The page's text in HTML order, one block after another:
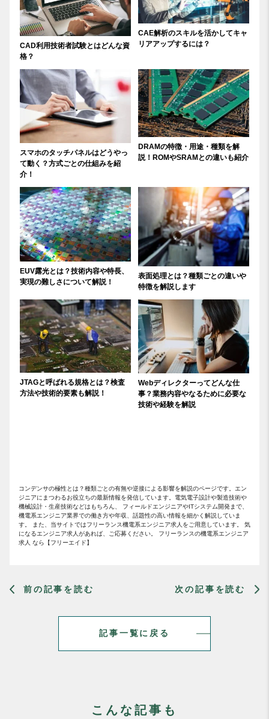
CAD利用技術者試験とはどんな資
格？
CAE解析のスキルを活かしてキャ
リアアップするには？
スマホのタッチパネルはどうやっ
て動く？方式ごとの仕組みを紹
介！
DRAMの特徴・用途・種類を解
説！ROMやSRAMとの違いも紹介
EUV露光とは？技術内容や特長、
実現の難しさについて解説！
表面処理とは？種類ごとの違いや
特徴を解説します
JTAGと呼ばれる規格とは？検査
方法や技術的要素も解説！
Webディレクターってどんな仕
事？業務内容やなるために必要な
技術や経験を解説
コンデンサの極性とは？種類ごとの有無や逆接による影響を解説のページです。エン
ジニアにまつわるお役立ちの最新情報を発信しています。電気電子設計や製造技術や
機械設計・生産技術などはもちろん、 フィールドエンジニアやITシステム開発まで、
機電系エンジニア業界での働き方や年収、話題性の高い情報を細かく解説していま
す。 また、当サイトではフリーランス機電系エンジニア求人をご用意しています。 気
になるエンジニア求人があれば、ご応募ください。 フリーランスの機電系エンジニア
求人 なら【フリーエイド】
前の記事を読む
記事一覧に戻る
次の記事を読む
こんな記事も